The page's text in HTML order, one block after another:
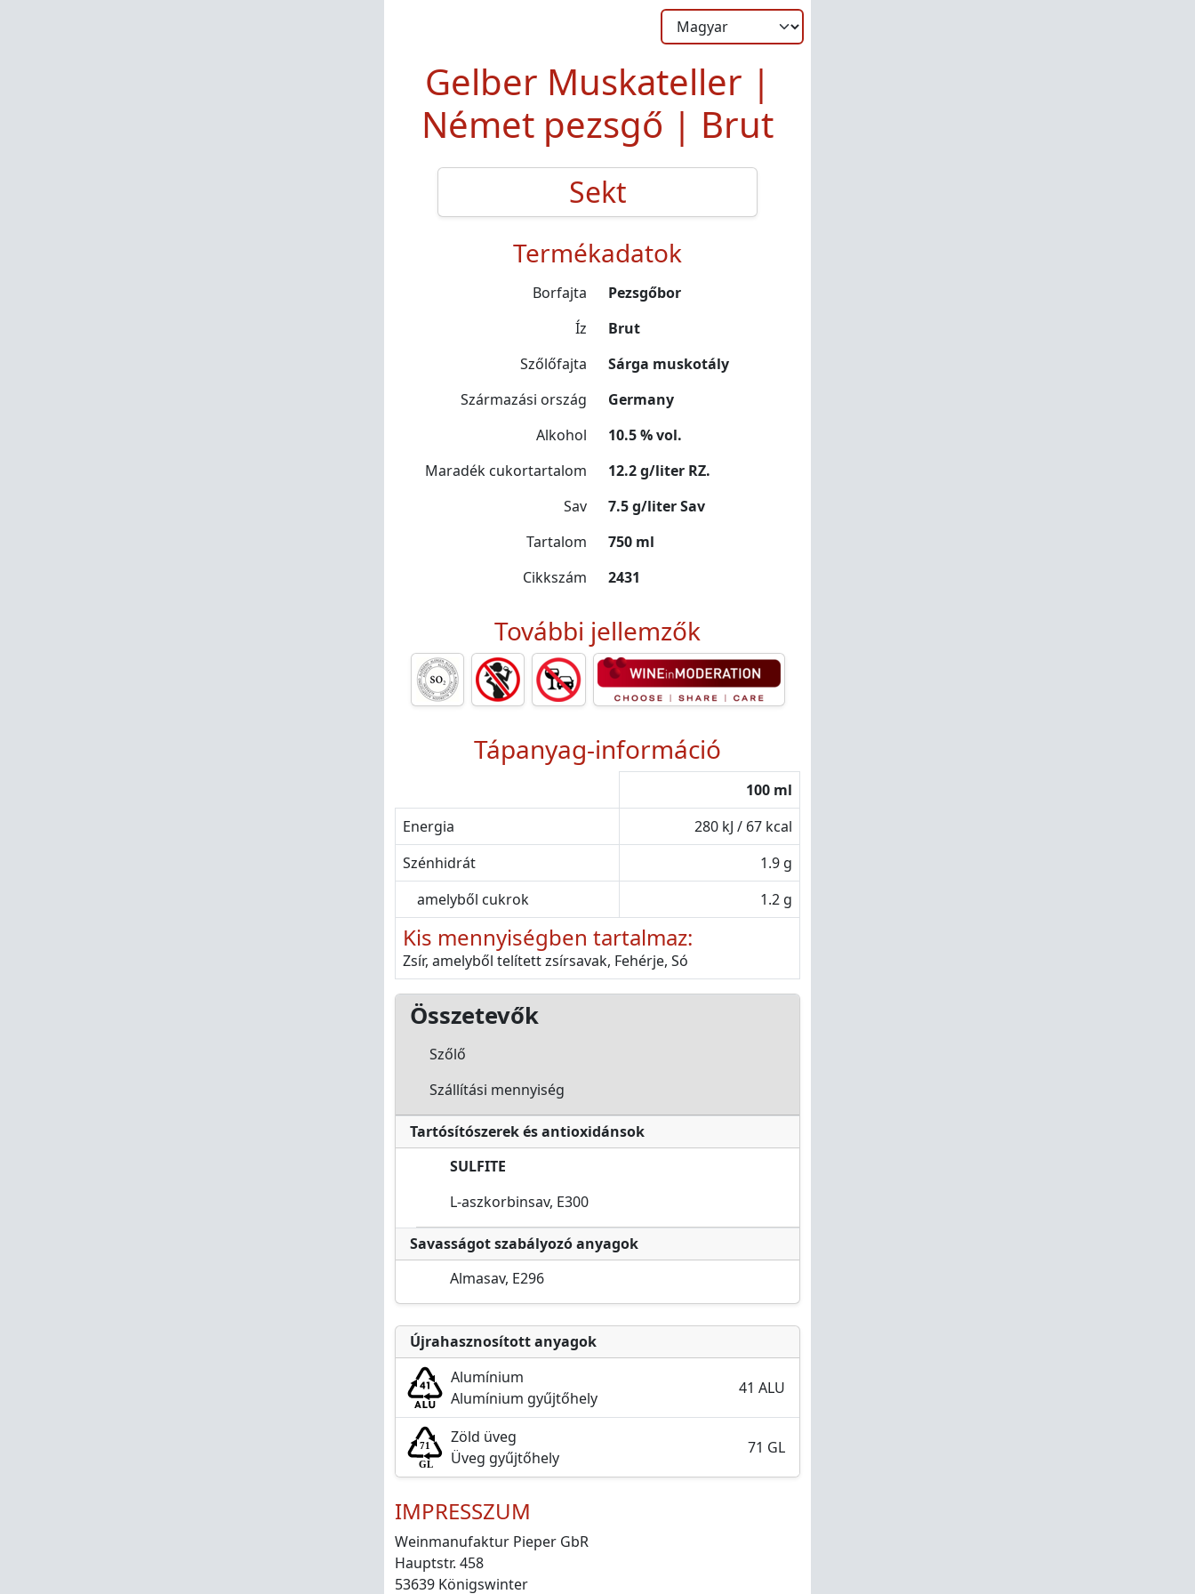
Gelber Muskateller |
Német pezsgő | Brut
Sekt
Termékadatok
Borfajta
Pezsgőbor
Íz
Brut
Szőlőfajta
Sárga muskotály
Származási ország
Germany
Alkohol
10.5 % vol.
Maradék cukortartalom
12.2 g/liter RZ.
Sav
7.5 g/liter Sav
Tartalom
750 ml
Cikkszám
2431
További jellemzők
Tápanyag-információ
100 ml
Energia
280 kJ / 67 kcal
Szénhidrát
1.9 g
amelyből cukrok
1.2 g
Kis mennyiségben tartalmaz:
Zsír, amelyből telített zsírsavak, Fehérje, Só
Összetevők
Szőlő
Szállítási mennyiség
Tartósítószerek és antioxidánsok
SULFITE
L-aszkorbinsav, E300
Savasságot szabályozó anyagok
Almasav, E296
Újrahasznosított anyagok
Alumínium
Alumínium gyűjtőhely
41 ALU
Zöld üveg
Üveg gyűjtőhely
71 GL
IMPRESSZUM
Weinmanufaktur Pieper GbR
Hauptstr. 458
53639 Königswinter